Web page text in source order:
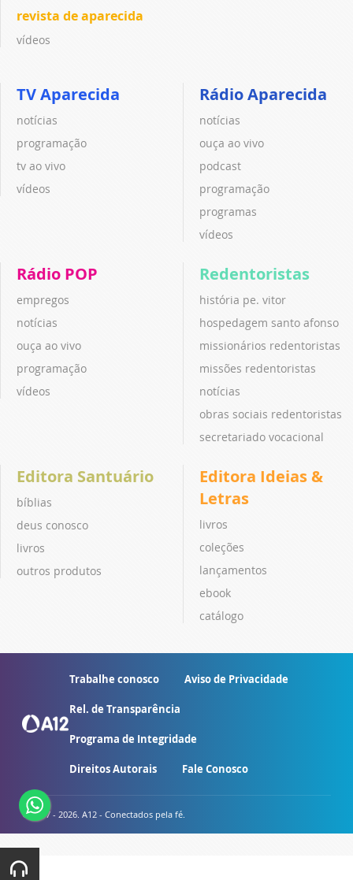
revista de aparecida
vídeos
TV Aparecida
notícias
programação
tv ao vivo
vídeos
Rádio Aparecida
notícias
ouça ao vivo
podcast
programação
programas
vídeos
Rádio POP
empregos
notícias
ouça ao vivo
programação
vídeos
Redentoristas
história pe. vitor
hospedagem santo afonso
missionários redentoristas
missões redentoristas
notícias
obras sociais redentoristas
secretariado vocacional
Editora Santuário
bíblias
deus conosco
livros
outros produtos
Editora Ideias &
Letras
livros
coleções
lançamentos
ebook
catálogo
Trabalhe conosco Aviso de Privacidade
Rel. de Transparência
Programa de Integridade
Direitos Autorais Fale Conosco
© 2007 - 2026. A12 - Conectados pela fé.